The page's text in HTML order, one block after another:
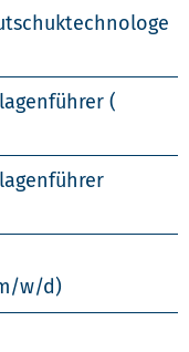
(
w/d)